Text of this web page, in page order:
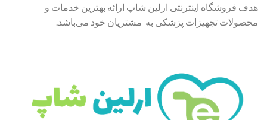
هدف فروشگاه اینترنتی ارلین شاپ ارائه بهترین خدمات و
محصولات تجهیزات پزشکی به مشتریان خود می‌باشد.